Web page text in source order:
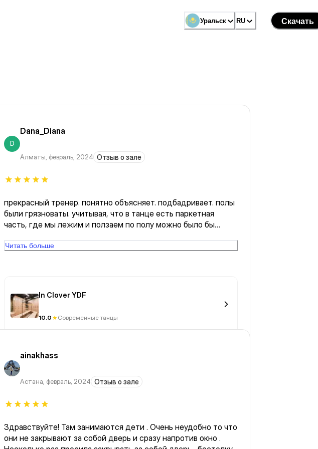
Уральск RU Скачать
D
Dana_Diana
Алматы, февраль, 2024 Отзыв о зале
прекрасный тренер. понятно объясняет. подбадривает. полы
были грязноваты. учитывая, что в танце есть паркетная
часть, где мы лежим и ползаем по полу можно было бы
занятия вода была грязная. а тренер и сами постановки
Читать больше
In Clover YDF
10.0 Современные танцы
ainakhass
Астана, февраль, 2024 Отзыв о зале
Здравствуйте! Там занимаются дети . Очень неудобно то что
они не закрывают за собой дверь и сразу напротив окно .